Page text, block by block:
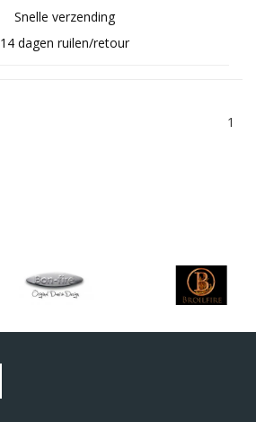
Snelle verzending
14 dagen ruilen/retour
1